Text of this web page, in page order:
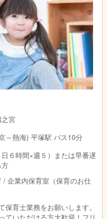
宮
～熱海) 平塚駅 バス10分
６時間×週５）または早番遅
/ 企業内保育室（保育のお仕
育士業務をお願いします。